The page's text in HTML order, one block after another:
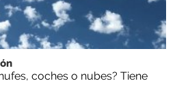
coches o nubes? Tiene